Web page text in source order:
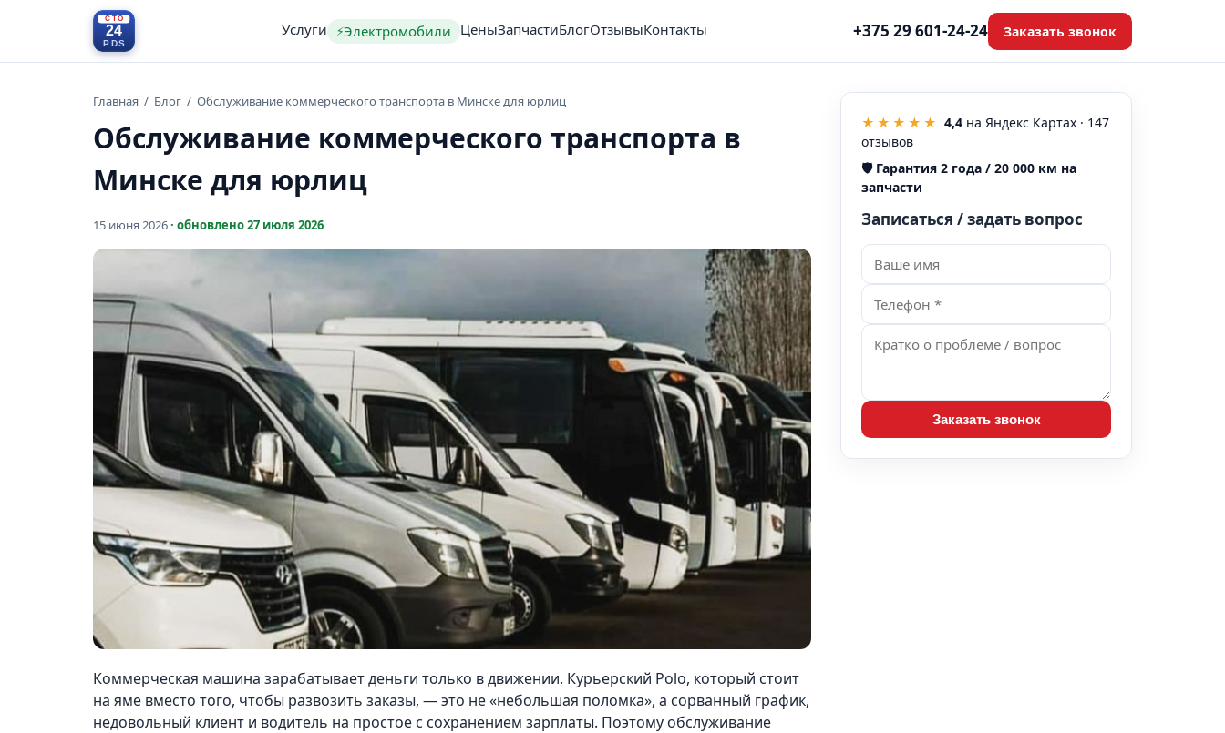
Услуги ⚡Электромобили ЦеныЗапчастиБлогОтзывыКонтакты +375 29 601-24-24 Заказать звонок
Главная / Блог / Обслуживание коммерческого транспорта в Минске для юрлиц
Обслуживание коммерческого транспорта в
Минске для юрлиц
15 июня 2026· обновлено27 июля 2026
Коммерческая машина зарабатывает деньги только в движении. Курьерский Polo, который стоит
на яме вместо того, чтобы развозить заказы, — это не «небольшая поломка», а сорванный график,
недовольный клиент и водитель на простое с сохранением зарплаты. Поэтому обслуживание
★★★★★ 4,4 на Яндекс Картах · 147
отзывов
🛡️Гарантия 2 года / 20 000 км на
запчасти
Записаться / задать вопрос
Заказать звонок